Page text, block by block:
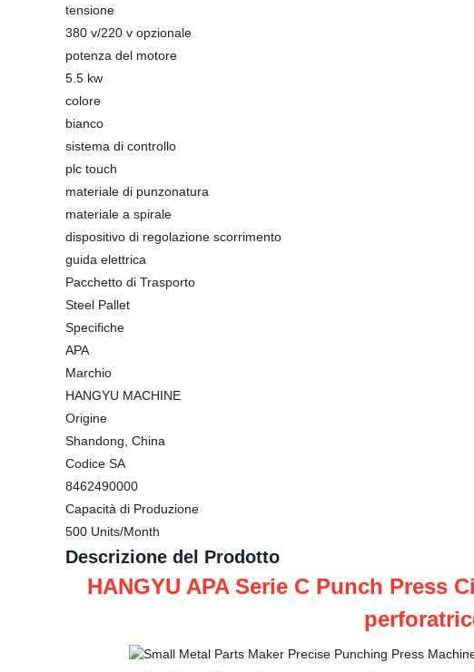
tensione
380 v/220 v opzionale
potenza del motore
5.5 kw
colore
bianco
sistema di controllo
plc touch
materiale di punzonatura
materiale a spirale
dispositivo di regolazione scorrimento
guida elettrica
Pacchetto di Trasporto
Steel Pallet
Specifiche
APA
Marchio
HANGYU MACHINE
Origine
Shandong, China
Codice SA
8462490000
Capacità di Produzione
500 Units/Month
Descrizione del Prodotto
HANGYU APA Serie C Punch Press